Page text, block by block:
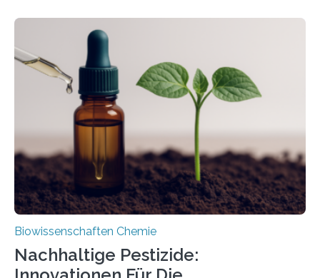
Region Kachin in Myanmar und hat sich in
ausgezeichnetem Zustand erhalten. Es konnte als neue
Art einer neuen Gattung beschrieben werden und trägt
nun den Namen Cretosabethes primaevus. Dieser erste
fossile Nachweis einer Stechmückenlarve in Bernstein
stellt gleichzeitig den ersten Fossilfund einer
Mückenlarve aus dem Mesozoikum dar, denn…
Biowissenschaften Chemie
Nachhaltige Pestizide: